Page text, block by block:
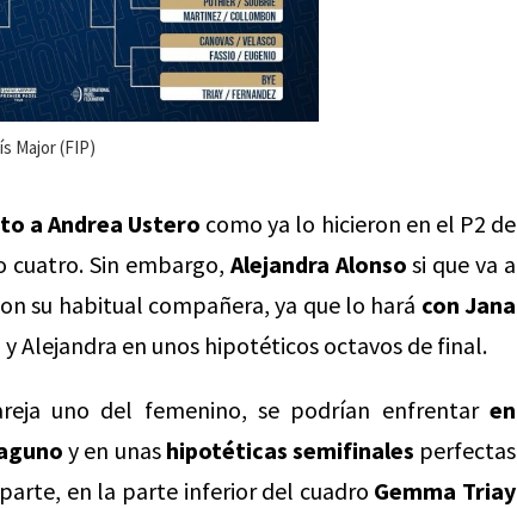
Major (FIP)
a Andrea Ustero como ya lo hicieron en el P2 de
Sin embargo, Alejandra Alonso si que va a
su habitual compañera, ya que lo hará con Jana
y Alejandra en unos hipotéticos octavos de final.
uno del femenino, se podrían enfrentaren
y en unas hipotéticas semifinales perfectas
en la parte inferior del cuadro Gemma Triay